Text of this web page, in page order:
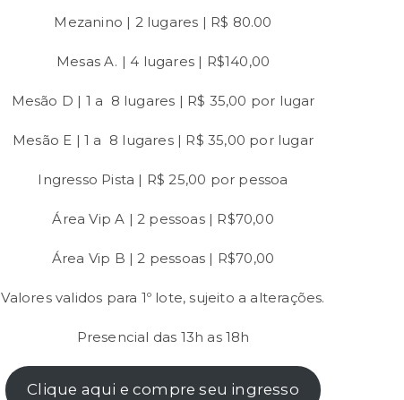
Mezanino | 2 lugares | R$ 80.00
Mesas A. | 4 lugares | R$140,00
Mesão D | 1 a 8 lugares | R$ 35,00 por lugar
Mesão E | 1 a 8 lugares | R$ 35,00 por lugar
Ingresso Pista | R$ 25,00 por pessoa
Área Vip A | 2 pessoas | R$70,00
Área Vip B | 2 pessoas | R$70,00
Valores validos para 1º lote, sujeito a alterações.
Presencial das 13h as 18h
Clique aqui e compre seu ingresso